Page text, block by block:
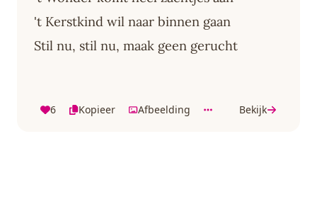
't Kerstkind wil naar binnen gaan
Stil nu, stil nu, maak geen gerucht
6 Kopieer Afbeelding Bekijk